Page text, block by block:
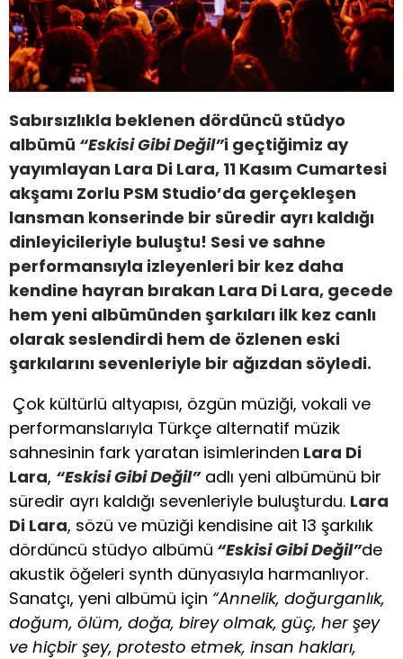
Sabırsızlıkla beklenen dördüncü stüdyo
albümü “Eskisi Gibi Değil”i geçtiğimiz ay
yayımlayan Lara Di Lara, 11 Kasım Cumartesi
akşamı Zorlu PSM Studio’da gerçekleşen
lansman konserinde bir süredir ayrı kaldığı
dinleyicileriyle buluştu! Sesi ve sahne
performansıyla izleyenleri bir kez daha
kendine hayran bırakan Lara Di Lara, gecede
hem yeni albümünden şarkıları ilk kez canlı
olarak seslendirdi hem de özlenen eski
şarkılarını sevenleriyle bir ağızdan söyledi.
Çok kültürlü altyapısı, özgün müziği, vokali ve
performanslarıyla Türkçe alternatif müzik
sahnesinin fark yaratan isimlerinden Lara Di
Lara, “Eskisi Gibi Değil”adlı yeni albümünü bir
süredir ayrı kaldığı sevenleriyle buluşturdu. Lara
Di Lara, sözü ve müziği kendisine ait 13 şarkılık
dördüncü stüdyo albümü “Eskisi Gibi Değil”de
akustik öğeleri synth dünyasıyla harmanlıyor.
Sanatçı, yeni albümü için “Annelik, doğurganlık,
doğum, ölüm, doğa, birey olmak, güç, her şey
ve hiçbir şey, protesto etmek, insan hakları,